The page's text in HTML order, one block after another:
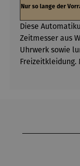
Nur so lange der
Diese
Zeitmesser aus
Uhrwerk sowie
Freizeitkleidung.